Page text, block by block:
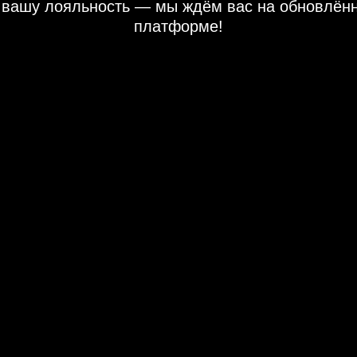
вашу лояльность — мы ждём вас на
платформе!